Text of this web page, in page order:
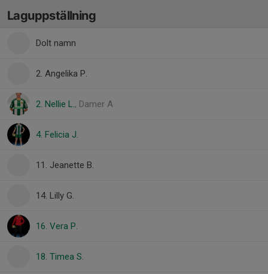
Laguppställning
Dolt namn
2. Angelika P.
2. Nellie L., Damer A
4. Felicia J.
11. Jeanette B.
14. Lilly G.
16. Vera P.
18. Timea S.